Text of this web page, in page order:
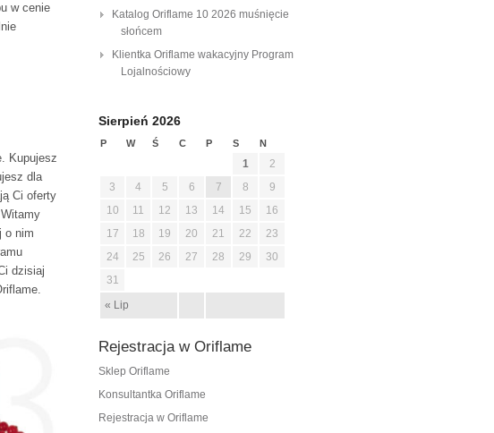
w cenie
Kupujesz
dla
Ci oferty
o nim
dzisiaj
Katalog Oriflame 10 2026 muśnięcie
słońcem
Klientka Oriflame wakacyjny Program
Lojalnościowy
Sierpień 2026
P W Ś C P S N
« Lip
1
2
3
4 5 6 7 8
9
10
11 12 13 14 15
16
17
18 19 20 21 22
23
24
25 26 27 28 29
30
31
Rejestracja w Oriflame
Sklep Oriflame
Konsultantka Oriflame
Rejestracja w Oriflame